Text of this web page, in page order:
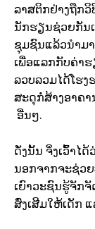
ລາສຕິກຢ່າງຖືກ
ນັກຮຽນຊ່ວຍກັນ
ຊຸມຊົນແລ້ວນຳມ
ເພື່ອແລກກັບຄ່າ
ລວບລວມໄດ້ໂຮງ
ສະດຸກໍ່ສ້າງອາຄ
ອື່ນໆ.
ດັ່ງນັ້ນ ຈຶ່ງເວົ້າໄ
ນອກຈາກຈະຊ່ວ
ເຍົາວະຊົນຮູ້ຈັກ
ສົ່ງເສີມໃຫ້ເດັກ